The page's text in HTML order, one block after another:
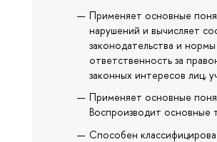
Применяет основные
нарушений и вычисляет
законодательства и
ответственность за
законных интересов лиц,
Применяет основные
Воспроизводит основные
Способен